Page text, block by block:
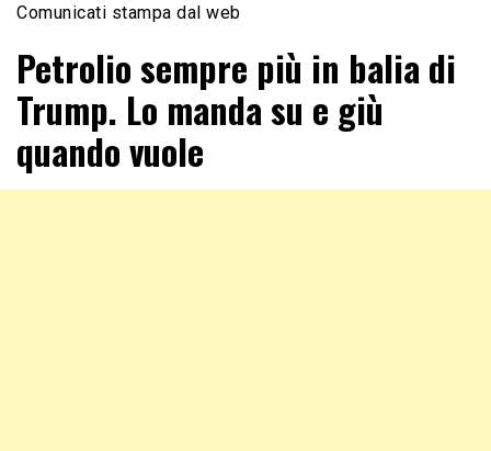
Comunicati stampa dal web
Petrolio sempre più in balia di
Trump. Lo manda su e giù
quando vuole